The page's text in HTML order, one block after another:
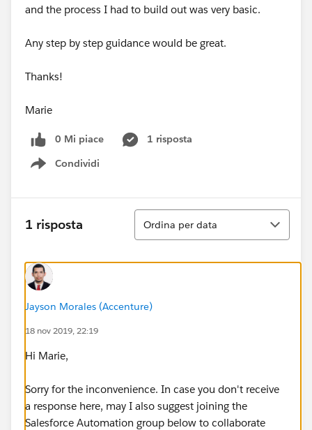
and the process I had to build out was very basic.
Any step by step guidance would be great.
Thanks!
Marie
0 Mi piace
1 risposta
Condividi
Show menu
1 risposta
Ordina
Ordina per data
Jayson Morales (Accenture)
18 nov 2019, 22:19
Hi Marie,
Sorry for the inconvenience. In case you don't receive
a response here, may I also suggest joining the
Salesforce Automation group below to collaborate